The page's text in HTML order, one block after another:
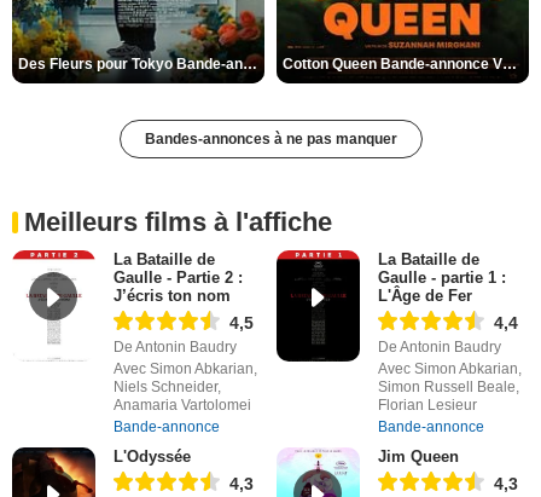
Des Fleurs pour Tokyo Bande-annonce VO STFR Cotton Queen Bande-annonce VO STFR
Bandes-annonces à ne pas manquer
Meilleurs films à l'affiche
La Bataille de
Gaulle - Partie 2 :
J’écris ton nom
4,5
De Antonin Baudry
Avec Simon Abkarian,
Niels Schneider,
Anamaria Vartolomei
Bande-annonce
La Bataille de
Gaulle - partie 1 :
L'Âge de Fer
4,4
De Antonin Baudry
Avec Simon Abkarian,
Simon Russell Beale,
Florian Lesieur
Bande-annonce
L'Odyssée
4,3
Jim Queen
4,3